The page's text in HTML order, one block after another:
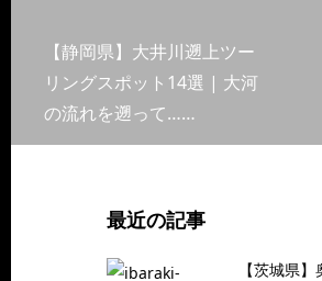
【静岡県】大井川遡上ツー
リングスポット14選 | 大河
の流れを遡って……
最近の記事
【茨城県